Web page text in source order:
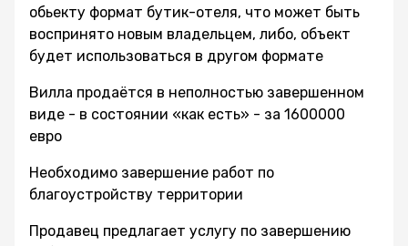
обьекту формат бутик-отеля, что может быть
воспринято новым владельцем, либо, объект
будет использоваться в другом формате
Вилла продаётся в неполностью завершенном
виде - в состоянии «как есть» - за 1600000
евро
Необходимо завершение работ по
благоустройству территории
Продавец предлагает услугу по завершению